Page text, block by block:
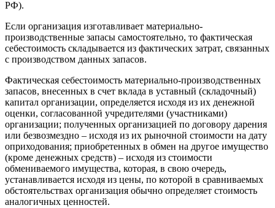
РФ).
Если организация изготавливает материально-
производственные запасы самостоятельно, то фактическая
себестоимость складывается из фактических затрат, связанных
с производством данных запасов.
Фактическая себестоимость материально-производственных
запасов, внесенных в счет вклада в уставный (складочный)
капитал организации, определяется исходя из их денежной
оценки, согласованной учредителями (участниками)
организации; полученных организацией по договору дарения
или безвозмездно – исходя из их рыночной стоимости на дату
оприходования; приобретенных в обмен на другое имущество
(кроме денежных средств) – исходя из стоимости
обмениваемого имущества, которая, в свою очередь,
устанавливается исходя из цены, по которой в сравниваемых
обстоятельствах организация обычно определяет стоимость
аналогичных ценностей.